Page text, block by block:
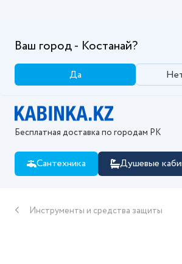
Ваш город - Костанай?
Да
Бесплатная доставка по городам РК
Сантехника Душевые
Инструменты и средства защиты